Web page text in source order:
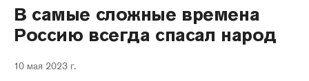
В самые сложные времена
Россию всегда спасал народ
10 мая 2023 г.